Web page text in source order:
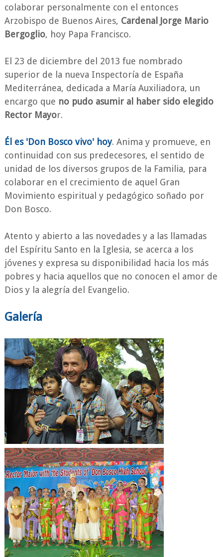
colaborar personalmente con el entonces
Arzobispo de Buenos Aires, Cardenal Jorge Mario
Bergoglio, hoy Papa Francisco.
El 23 de diciembre del 2013 fue nombrado
superior de la nueva Inspectoría de España
Mediterránea, dedicada a María Auxiliadora, un
encargo que no pudo asumir al haber sido elegido
Rector Mayor.
Él es 'Don Bosco vivo' hoy. Anima y promueve, en
continuidad con sus predecesores, el sentido de
unidad de los diversos grupos de la Familia, para
colaborar en el crecimiento de aquel Gran
Movimiento espiritual y pedagógico soñado por
Don Bosco.
Atento y abierto a las novedades y a las llamadas
del Espíritu Santo en la Iglesia, se acerca a los
jóvenes y expresa su disponibilidad hacia los más
pobres y hacia aquellos que no conocen el amor de
Dios y la alegría del Evangelio.
Galería